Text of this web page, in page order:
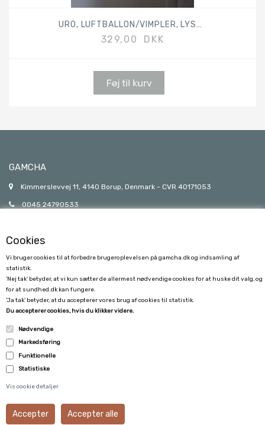
Cookies
Vi bruger cookies til at forbedre brugeroplevelsen på gamcha.dk og indsamling af
statistik.
’Nej tak’ betyder, at vi kun sætter de allermest nødvendige cookies for at huske dit valg, og
for at sundhed.dk kan fungere.
’Ja tak’ betyder, at du accepterer vores brug af cookies til statistik.
Du accepterer cookies, hvis du klikker videre.
Nødvendige
Markedsføring
Funktionelle
Statistiske
Vis cookie detaljer
URO, LUFTBALLON/VIMPLER, LYSERØD
329,00 DKK
GAMCHA
Kimmerslevvej 11, 4140 Borup, Denmark - CVR 40171053
0045 24790533
KUNDESERVICE
FORSENDELSE
FORTRYDELSE
VILKÅR OG BETINGELSER
B2B LOGIN